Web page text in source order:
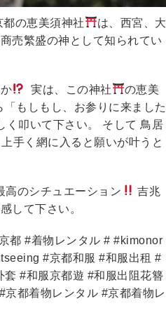
の恵美須神社
は、西宮、大
売繁盛の神として知られてい
実は、この神社
の恵美
もしもし、お参りに来ました
く叩いて下さい。 そして 鳥居
手く網に入ると願いが叶うと
高のシチュエーション
吉兆
して下さい。
都 #着物レンタル # #kimonor
#京都和服 #和服出租 #
#和服京都遊 #和服出阻花簪
都着物レンタル #京都着物レ